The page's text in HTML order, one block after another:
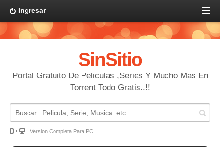
Ingresar
SinSitio
Portal Gratuito De Peliculas ,Series Y Mucho Mas En
Torrent Todo Gratis..!!
Version Completa Para PC